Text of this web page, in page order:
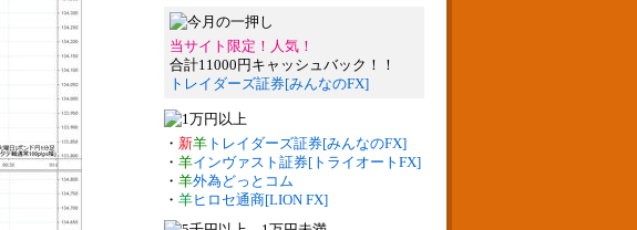
当サイト限定！人気！
合計11000円キャッシュバック！！
トレイダーズ証券[みんなのFX]
・ 新羊 トレイダーズ証券[みんなのFX]
・ 羊インヴァスト証券[トライオートFX]
・ 羊外為どっとコム
・ 羊ヒロセ通商[LION FX]